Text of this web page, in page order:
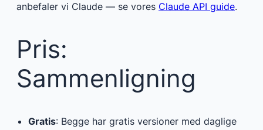
anbefaler vi Claude — se vores Claude API guide.
Pris:
Sammenligning
Gratis: Begge har gratis versioner med daglige